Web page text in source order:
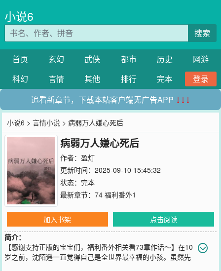
小说6
搜索
首页 玄幻 武侠 都市 历史
网游
科幻
言情 其他 排行 完本
登录
追看新章节，下载本站客户端无广告APP ↓↓↓
小说6 >言情小说 > 病弱万人嫌心死后
病弱万人嫌心死后
作者： 盈灯
更新时间：2025-09-10 15:45:32
状态：完本
最新章节： 74 福利番外1
加入书架
点击阅读
简介：
【感谢支持正版的宝宝们，福利番外相关看73章作话～】在10
岁之前，沈陌遥一直觉得自己是全世界最幸福的小孩。虽然先